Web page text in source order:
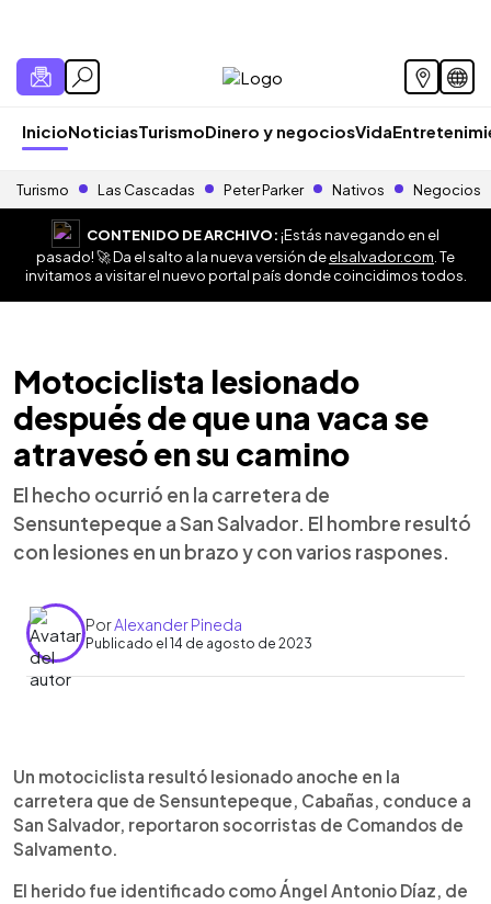
InicioNoticiasTurismoDinero y negociosVida
Turismo Las Cascadas Peter Parker Nativos Negocios
CONTENIDO DE ARCHIVO:¡Estás navegando en el
pasado! 🚀 Da el salto a la nueva versión deelsalvador.com . Te
invitamos a visitar el nuevo portal país donde coincidimos todos.
Motociclista lesionado
después de que una vaca se
atravesó en su camino
El hecho ocurrió en la carretera de
Sensuntepeque a San Salvador. El hombre resultó
con lesiones en un brazo y con varios raspones.
PorAlexander Pineda
Publicado el 14 de agosto de 2023
► Escuchar artículo
Un motociclista resultó lesionado anoche en la
carretera que de Sensuntepeque, Cabañas, conduce a
San Salvador, reportaron socorristas de Comandos de
Salvamento.
El herido fue identificado como Ángel Antonio Díaz, de